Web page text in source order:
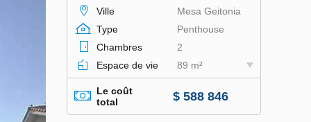
Ville
Mesa Geitonia
Type
Penthouse
Chambres
2
Espace de vie
89 m²
Le coût
total
$ 588 846